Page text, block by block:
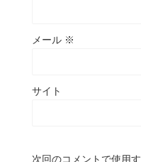
メール ※
サイト
次回のコメントで使用